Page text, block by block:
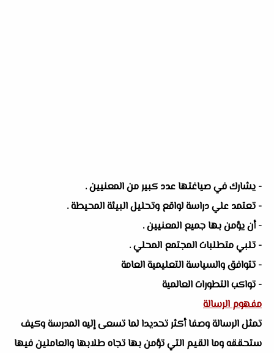
- يشارك في صياغتها عدد كبير من المعنيين .
- تعتمد علي دراسة لواقع وتحليل البيئة المحيطة .
- أن يؤمن بها جميع المعنيين .
- تلبي متطلبات المجتمع المحلي .
- تتوافق والسياسة التعليمية العامة
- تواكب التطورات العالمية
مفهوم الرسالة
تمثل الرسالة وصفا أكثر تحديدا لما تسعى إليه المدرسة وكيف
ستحققه وما القيم التي تؤمن بها تجاه طلابها والعاملين فيها